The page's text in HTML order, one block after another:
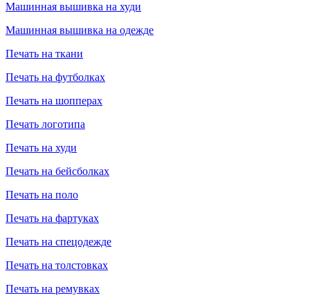
Машинная вышивка на худи
Машинная вышивка на одежде
Печать на ткани
Печать на футболках
Печать на шопперах
Печать логотипа
Печать на худи
Печать на бейсболках
Печать на поло
Печать на фартуках
Печать на спецодежде
Печать на толстовках
Печать на ремувках